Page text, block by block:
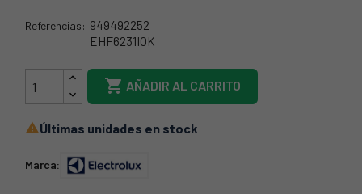
Referencias: 949492252
EHF6231IOK
 AÑADIR AL CARRITO
Últimas unidades en stock
Marca: